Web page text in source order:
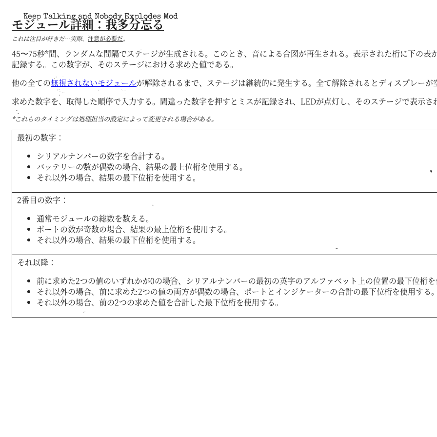
Keep Talking and Nobody Explodes Mod
モジュール詳細：我多分忘る
これは注目が好きだ…実際、 注意が必要だ。
45〜75秒*間、ランダムな間隔でステージが生成される。このとき、音による合図が再生される。表示された桁に下の表
記録する。この数字が、そのステージにおける求めた値である。
他の全ての無視されないモジュールが解除されるまで、ステージは継続的に発生する。全て解除されるとディスプレーが
求めた数字を、取得した順序で入力する。間違った数字を押すとミスが記録され、LEDが点灯し、そのステージで表示さ
*これらのタイミングは処理担当の設定によって変更される場合がある。
最初の数字：
シリアルナンバーの数字を合計する。
バッテリーの数が偶数の場合、結果の最上位桁を使用する。
それ以外の場合、結果の最下位桁を使用する。
2番目の数字：
通常モジュールの総数を数える。
ポートの数が奇数の場合、結果の最上位桁を使用する。
それ以外の場合、結果の最下位桁を使用する。
それ以降：
前に求めた2つの値のいずれかが0の場合、シリアルナンバーの最初の英字のアルファベット上の位置の最下位桁を
それ以外の場合、前に求めた2つの値の両方が偶数の場合、ポートとインジケーターの合計の最下位桁を使用する。
それ以外の場合、前の2つの求めた値を合計した最下位桁を使用する。